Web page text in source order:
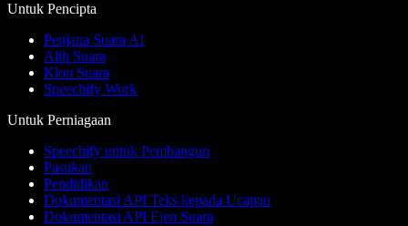
Untuk Pencipta
Penjana Suara AI
Alih Suara
Klon Suara
Speechify Work
Untuk Perniagaan
Speechify untuk Pembangun
Pasukan
Pendidikan
Dokumentasi API Teks kepada Ucapan
Dokumentasi API Ejen Suara